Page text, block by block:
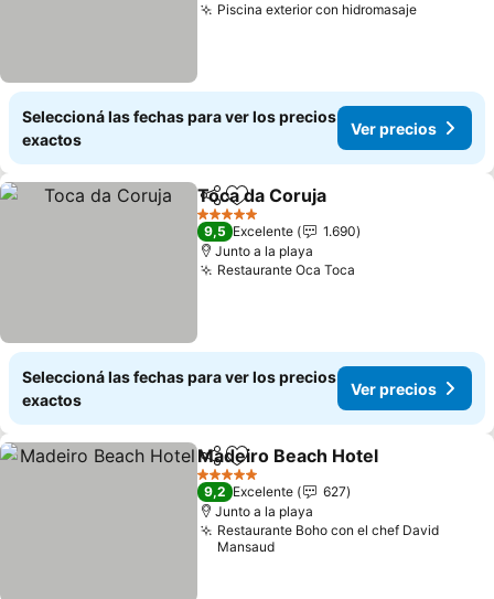
Piscina exterior con hidromasaje
Seleccioná las fechas para ver los precios
exactos
Ver precios
Compartir
Añadir a favoritos
Toca da Coruja
5 Estrellas
9,5 Excelente
1.690
Junto a la playa
Restaurante Oca Toca
Seleccioná las fechas para ver los precios
exactos
Ver precios
CompartirAñadir a favoritos
Madeiro Beach Hotel
5 Estrellas
9,2 Excelente
627
Junto a la playa
Restaurante Boho con el chef David
Mansaud